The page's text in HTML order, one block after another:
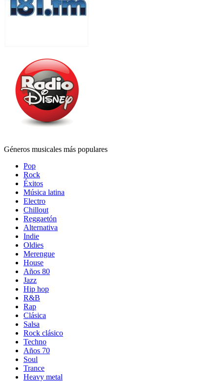
Géneros musicales más populares
Pop
Rock
Éxitos
Música latina
Electro
Chillout
Reggaetón
Alternativa
Indie
Oldies
Merengue
House
Años 80
Jazz
Hip hop
R&B
Rap
Clásica
Salsa
Rock clásico
Techno
Años 70
Soul
Trance
Heavy metal